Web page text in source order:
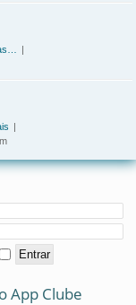
App Clube